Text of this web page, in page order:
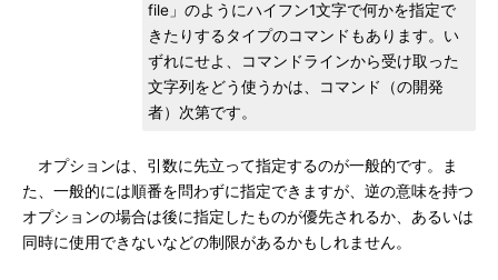
file」のようにハイフン1文字で何かを指定で
きたりするタイプのコマンドもあります。い
ずれにせよ、コマンドラインから受け取った
文字列をどう使うかは、コマンド（の開発
者）次第です。
オプションは、引数に先立って指定するのが一般的です。ま
た、一般的には順番を問わずに指定できますが、逆の意味を持つ
オプションの場合は後に指定したものが優先されるか、あるいは
同時に使用できないなどの制限があるかもしれません。